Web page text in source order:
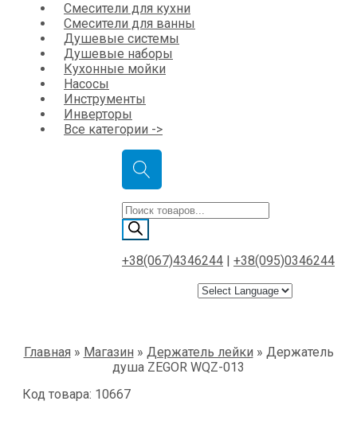
Смесители для кухни
Смесители для ванны
Душевые системы
Душевые наборы
Кухонные мойки
Насосы
Инструменты
Инверторы
Все категории ->
Поиск
товаров
+38(067)4346244 +38(095)0346244
Главная » Магазин » Держатель лейки » Держатель
душа ZEGOR WQZ-013
Код товара: 10667